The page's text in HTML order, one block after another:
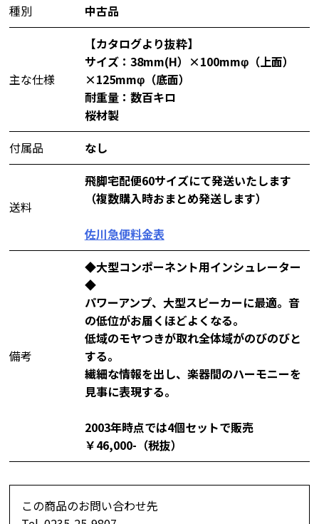
種別
中古品
主な仕様
【カタログより抜粋】
サイズ：38mm(H）×100mmφ（上面）
×125mmφ（底面）
耐重量：数百キロ
桜材製
付属品
なし
送料
飛脚宅配便60サイズにて発送いたします
（複数購入時おまとめ発送します）
佐川急便料金表
備考
◆大型コンポーネント用インシュレーター
◆
パワーアンプ、大型スピーカーに最適。音
の低位がお届くほどよくなる。
低域のモヤつきが取れ全体域がのびのびと
する。
繊細な情報を出し、楽器間のハーモニーを
見事に表現する。
2003年時点では4個セットで販売
￥46,000-（税抜）
この商品のお問い合わせ先